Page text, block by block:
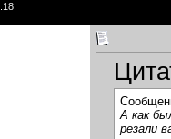
А как
резали